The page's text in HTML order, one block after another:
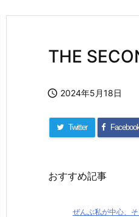
THE
 2024年5月18日
Twitter
おすすめ記事
ぜんぶ私が中心、